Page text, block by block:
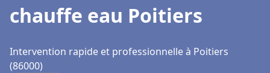
chauffe eau Poitiers
Intervention rapide et professionnelle à Poitiers
(86000)